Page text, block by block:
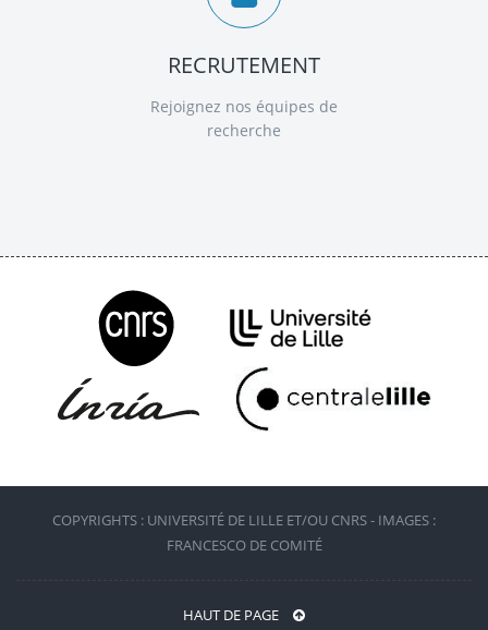
RECRUTEMENT
Rejoignez nos équipes de
recherche
COPYRIGHTS : UNIVERSITÉ DE LILLE ET/OU CNRS - IMAGES :
FRANCESCO DE COMITÉ
HAUT DE PAGE